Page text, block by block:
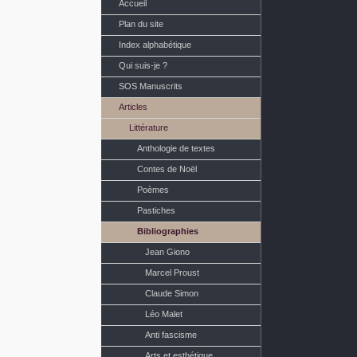
Accueil
Plan du site
Index alphabétique
Qui suis-je ?
SOS Manuscrits
Articles
Littérature
Anthologie de textes
Contes de Noël
Poèmes
Pastiches
Bibliographies
Jean Giono
Marcel Proust
Claude Simon
Léo Malet
Anti fascisme